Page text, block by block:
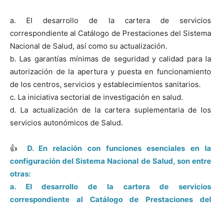
a. El desarrollo de la cartera de servicios
correspondiente al Catálogo de Prestaciones del Sistema
Nacional de Salud, así como su actualización.
b. Las garantías mínimas de seguridad y calidad para la
autorización de la apertura y puesta en funcionamiento
de los centros, servicios y establecimientos sanitarios.
c. La iniciativa sectorial de investigación en salud.
d. La actualización de la cartera suplementaria de los
servicios autonómicos de Salud.
👍 D. En relación con funciones esenciales en la
configuración del Sistema Nacional de Salud, son entre
otras:
a. El desarrollo de la cartera de servicios
correspondiente al Catálogo de Prestaciones del